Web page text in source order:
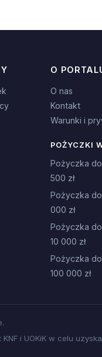
O
O nas
Kontakt
Warunki i
POŻYCZKI
Pożyczka do
500 zł
Pożyczka
000 zł
Pożyczka do
10 000 zł
Pożyczka do
100 000 zł
i UOKiK w celu